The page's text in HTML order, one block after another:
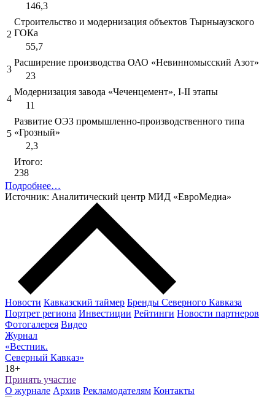
146,3
2
Строительство и модернизация объектов Тырныаузского
ГОКа
55,7
3
Расширение производства ОАО «Невинномысский Азот»
23
4
Модернизация завода «Чеченцемент», I-II этапы
11
5
Развитие ОЭЗ промышленно-производственного типа
«Грозный»
2,3
Итого:
238
Подробнее…
Источник: Аналитический центр МИД «ЕвроМедиа»
Новости Кавказский таймер Бренды Северного Кавказа
Портрет региона Инвестиции Рейтинги Новости партнеров
Фотогалерея Видео
Журнал
«Вестник.
Северный Кавказ»
18+
Принять участие
О журнале Архив Рекламодателям Контакты